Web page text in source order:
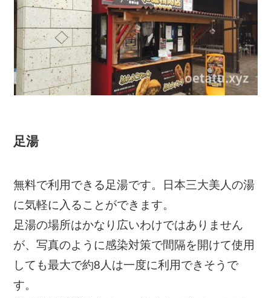
足湯
無料で利用できる足湯です。日本三大美人の湯
に気軽に入ることができます。
足湯の場所はかなり広いわけではありません
が、写真のように感染対策で間隔を開けて使用
しても最大で約8人は一度に利用できそうで
す。